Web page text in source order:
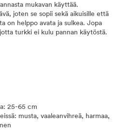
mukavan käyttää.
joten se sopii sekä aikuisille että
on helppo avata ja sulkea. Jopa
turkki ei kulu pannan käytöstä.
25-65 cm
musta, vaaleanvihreä, harmaa,